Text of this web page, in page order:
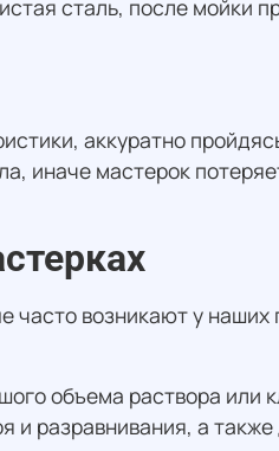
сталь, после мойки
аккуратно
иначе мастерок
возникают у наших
объема раствора
и разравнивания, а